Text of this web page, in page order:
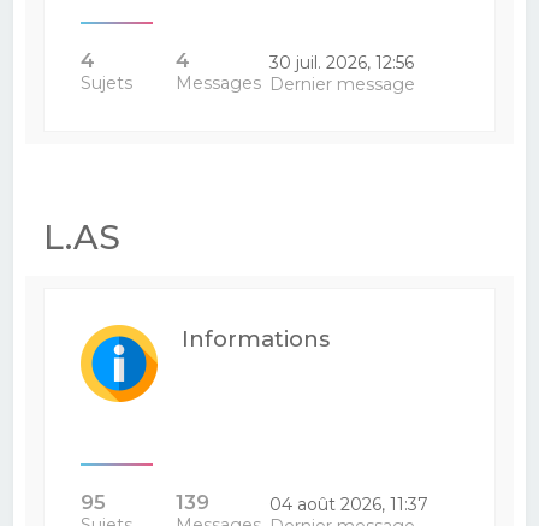
4
Sujets
4
Messages
30 juil. 2026, 12:56
Dernier message
L.AS
Informations
95 139
04 août 2026, 11:37